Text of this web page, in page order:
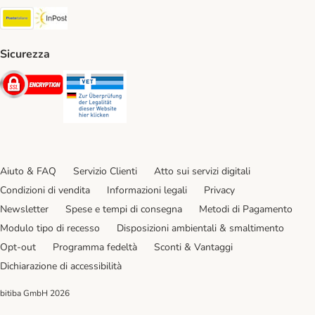
Poste Italiane. Shipping Method
Sicurezza
Security
Aiuto & FAQ Servizio Clienti
Atto sui servizi digitali
Condizioni di vendita
Informazioni legali
Privacy
Newsletter
Spese e tempi di consegna
Metodi di Pagamento
Modulo tipo di recesso
Disposizioni ambientali & smaltimento
Opt-out
Programma fedeltà
Sconti & Vantaggi
Dichiarazione di accessibilità
bitiba GmbH 2026